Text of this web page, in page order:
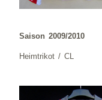
Saison 2009/2010
Heimtrikot / CL